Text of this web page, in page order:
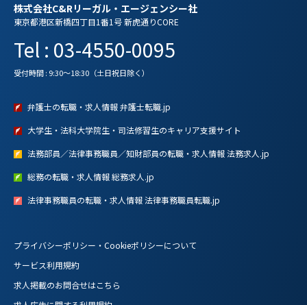
株式会社C&Rリーガル・エージェンシー社
東京都港区新橋四丁目1番1号 新虎通りCORE
Tel : 03-4550-0095
受付時間 : 9:30～18:30（土日祝日除く）
弁護士の転職・求人情報 弁護士転職.jp
大学生・法科大学院生・司法修習生のキャリア支援サイト
法務部員／法律事務職員／知財部員の転職・求人情報 法務求人.jp
総務の転職・求人情報 総務求人.jp
法律事務職員の転職・求人情報 法律事務職員転職.jp
プライバシーポリシー・Cookieポリシーについて
サービス利用規約
求人掲載のお問合せはこちら